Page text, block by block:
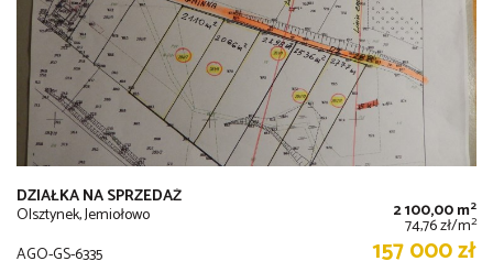
DZIAŁKA NA SPRZEDAŻ
Olsztynek, Jemiołowo 2 100,00 m2
74,76 zł/m2
AGO-GS-6335 157 000 zł